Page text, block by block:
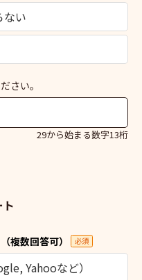
ない
さい。
29から始まる数字13桁
複数回答可） 必須
Yahooなど）